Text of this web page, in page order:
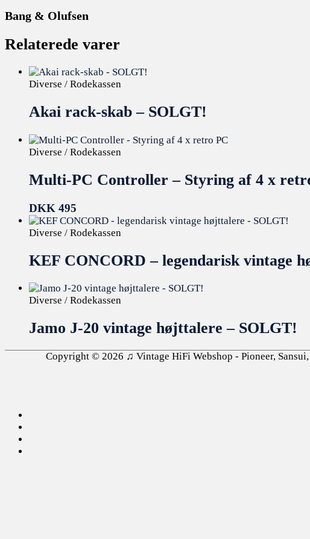
Bang & Olufsen
Relaterede varer
Diverse / Rodekassen
Akai rack-skab – SOLGT!
Diverse / Rodekassen
Multi-PC Controller – Styring af 4 x
DKK 495
Diverse / Rodekassen
KEF CONCORD – legendarisk vintage
Diverse / Rodekassen
Jamo J-20 vintage højttalere – SOLGT!
Copyright © 2026 ♫ Vintage HiFi Webshop - Pioneer,